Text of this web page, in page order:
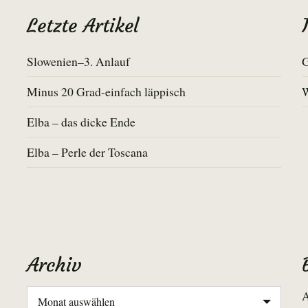
Letzte Artikel
Slowenien–3. Anlauf
Minus 20 Grad-einfach läppisch
Elba – das dicke Ende
Elba – Perle der Toscana
Archiv
Archiv